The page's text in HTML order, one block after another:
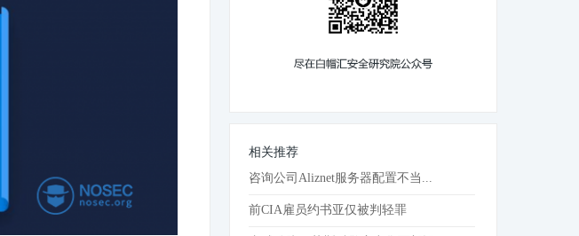
相关推荐
咨询公司Aliznet服务器配置不当...
前CIA雇员约书亚仅被判轻罪